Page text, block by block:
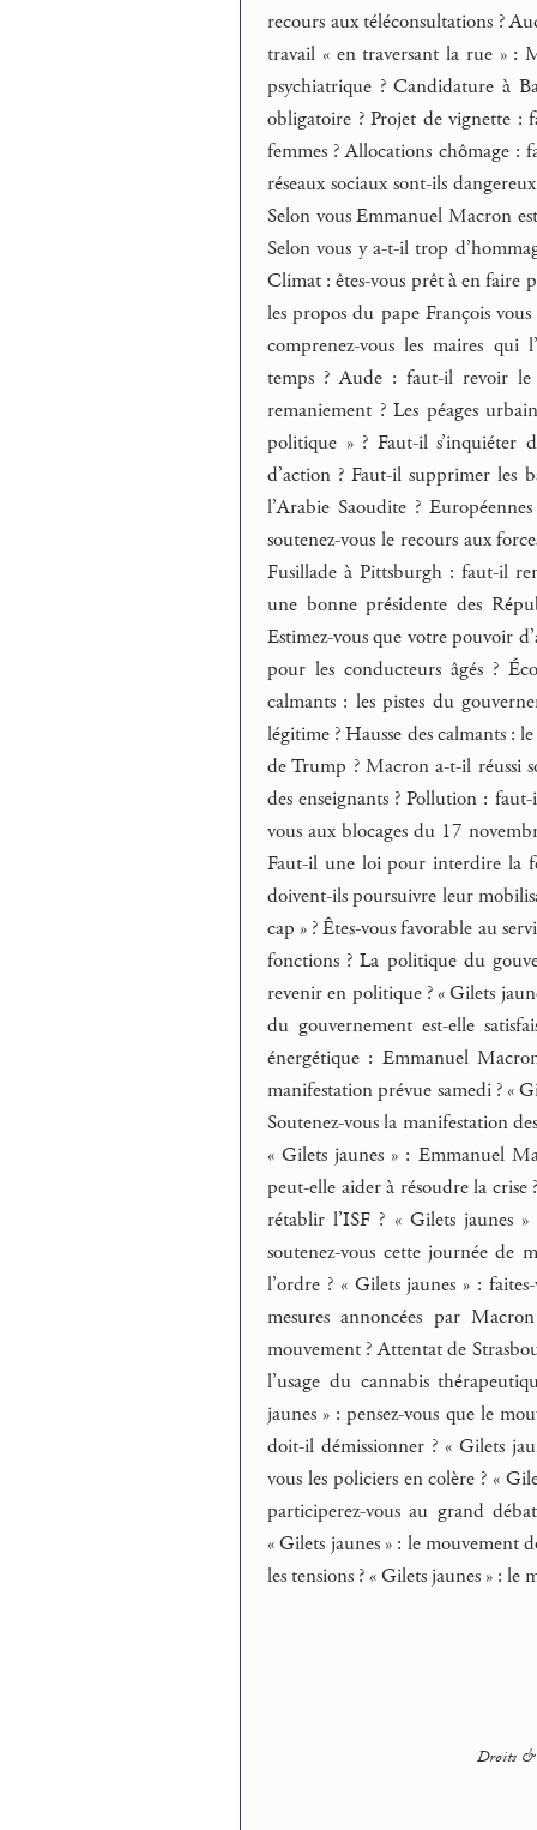
recours aux téléconsultations ?
travail « en traversant la rue » :
psychiatrique ? Candidature à
obligatoire ? Projet de vignette
femmes ? Allocations chômage :
réseaux sociaux sont-ils
Selon vous Emmanuel Macron
Selon vous y a-t-il trop
Climat : êtes-vous prêt à en faire
les propos du pape François
comprenez-vous les maires
temps ? Aude : faut-il revoir le
remaniement ? Les péages
politique » ? Faut-il
d’action ? Faut-il supprimer les
l’Arabie Saoudite ?
soutenez-vous le recours aux
Fusillade à Pittsburgh : faut-il
une bonne présidente des
Estimez-vous que votre pouvoir
pour les conducteurs âgés ?
calmants : les pistes du
légitime ? Hausse des calmants :
de Trump ? Macron a-t-il réussi
des enseignants ? Pollution :
vous aux blocages du 17
Faut-il une loi pour interdire la
doivent-ils poursuivre leur
cap » ? Êtes-vous favorable au
fonctions ? La politique du
revenir en politique ? « Gilets
du gouvernement est-elle
énergétique : Emmanuel
manifestation prévue samedi ? «
Soutenez-vous la manifestation
« Gilets jaunes » : Emmanuel
peut-elle aider à résoudre la crise
rétablir l’ISF ? « Gilets jaunes
soutenez-vous cette journée de
l’ordre ? « Gilets jaunes » :
mesures annoncées par
mouvement ? Attentat de
l’usage du cannabis
jaunes » : pensez-vous que le
doit-il démissionner ? « Gilets
vous les policiers en colère ? «
participerez-vous au grand
« Gilets jaunes » : le mouvement
les tensions ? « Gilets jaunes » :
Droits &